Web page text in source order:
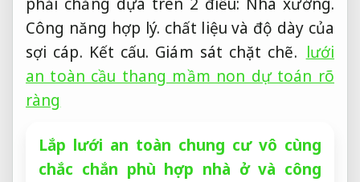
Công năng hợp lý. chất liệu và độ dày của
sợi cáp. Kết cấu. Giám sát chặt chẽ. lưới
an toàn cầu thang mầm non dự toán rõ
ràng
Lắp lưới an toàn chung cư vô cùng
chắc chắn phù hợp nhà ở và công